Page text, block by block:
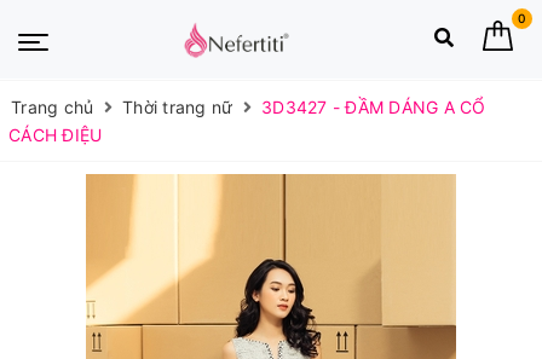
0
Trang chủ Thời trang nữ
3D3427 - ĐẦM DÁNG A CỔ
CÁCH ĐIỆU